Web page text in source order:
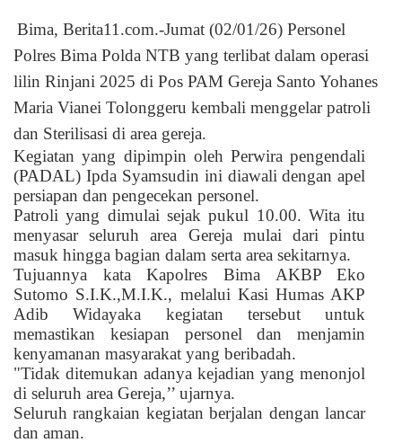
Bima, Berita11.com.-Jumat (02/01/26) Personel
Polres Bima Polda NTB yang terlibat dalam operasi
lilin Rinjani 2025 di Pos PAM Gereja Santo Yohanes
Maria Vianei Tolonggeru kembali menggelar patroli
dan Sterilisasi di area gereja.
Kegiatan yang dipimpin oleh Perwira pengendali
(PADAL) Ipda Syamsudin ini diawali dengan apel
persiapan dan pengecekan personel.
Patroli yang dimulai sejak pukul 10.00. Wita itu
menyasar seluruh area Gereja mulai dari pintu
masuk hingga bagian dalam serta area sekitarnya.
Tujuannya kata Kapolres Bima AKBP Eko
Sutomo S.I.K.,M.I.K., melalui Kasi Humas AKP
Adib Widayaka kegiatan tersebut untuk
memastikan kesiapan personel dan menjamin
kenyamanan masyarakat yang beribadah.
"Tidak ditemukan adanya kejadian yang menonjol
di seluruh area Gereja,’’ ujarnya.
Seluruh rangkaian kegiatan berjalan dengan lancar
dan aman.